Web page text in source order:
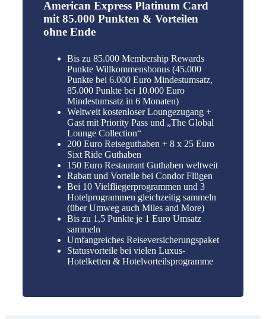
American Express Platinum Card
mit 85.000 Punkten & Vorteilen
ohne Ende
Bis zu 85.000 Membership Rewards
Punkte Willkommensbonus (45.000
Punkte bei 6.000 Euro Mindestumsatz,
85.000 Punkte bei 10.000 Euro
Mindestumsatz in 6 Monaten)
Weltweit kostenloser Loungezugang +
Gast mit Priority Pass und „The Global
Lounge Collection“
200 Euro Reiseguthaben + 8 x 25 Euro
Sixt Ride Guthaben
150 Euro Restaurant Guthaben weltweit
Rabatt und Vorteile bei Condor Flügen
Bei 10 Vielfliegerprogrammen und 3
Hotelprogrammen gleichzeitig sammeln
(über Umweg auch Miles and More)
Bis zu 1,5 Punkte je 1 Euro Umsatz
sammeln
Umfangreiches Reiseversicherungspaket
Statusvorteile bei vielen Luxus-
Hotelketten & Hotelvorteilsprogramme